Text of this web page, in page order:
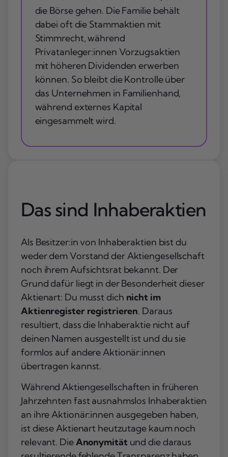
die Börse gehen. Die Familie behält
dabei oft die Stammaktien mit
Stimmrecht, während
Privatanleger:innen Vorzugsaktien
mit höheren Dividenden erwerben
können. So bleibt die Kontrolle über
das Unternehmen in Familienhand,
während externes Kapital
eingesammelt wird.
Das sind Inhaberaktien
Als Besitzer:in von Inhaberaktien bist du
weder dem Vorstand der Aktiengesellschaft
noch ihrem Aufsichtsrat bekannt. Der
Grund dafür liegt in der Besonderheit dieser
Aktienart: Du musst dich nicht im
Aktienregister registrieren. Daraus
resultiert, dass die Inhaberaktie nicht auf
deinen Namen ausgestellt ist und du sie
formlos auf andere Aktionär:innen
übertragen kannst.
Während Aktiengesellschaften in früheren
Jahrzehnten fast ausnahmslos Inhaberaktien
an ihre Aktionär:innen ausgegeben haben,
ist diese Aktienart heutzutage kaum noch
relevant. DieAnonymität und die daraus